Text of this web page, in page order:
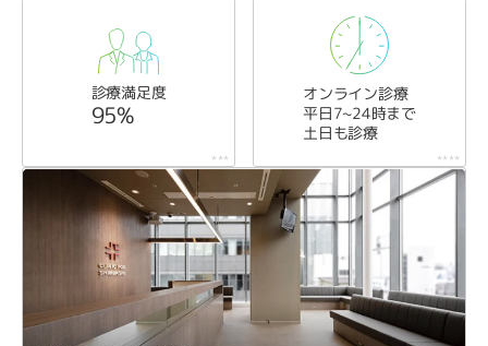
診療満足度
95%
***
オンライン診療
平日7~24時まで
土日も診療
****